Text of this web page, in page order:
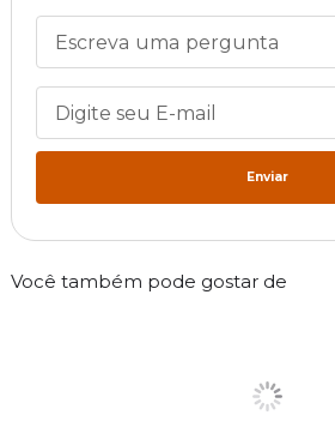
Enviar
Você também pode gostar de